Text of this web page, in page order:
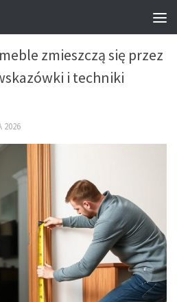
zmieszczą się przez
i techniki
2026